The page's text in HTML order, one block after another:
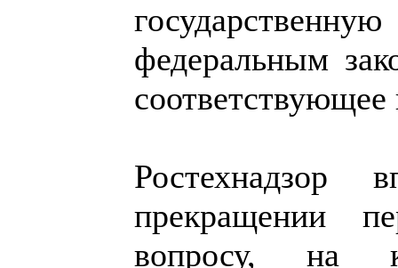
федеральным
соответствующее
Ростехнадзор
прекращении
вопросу, на